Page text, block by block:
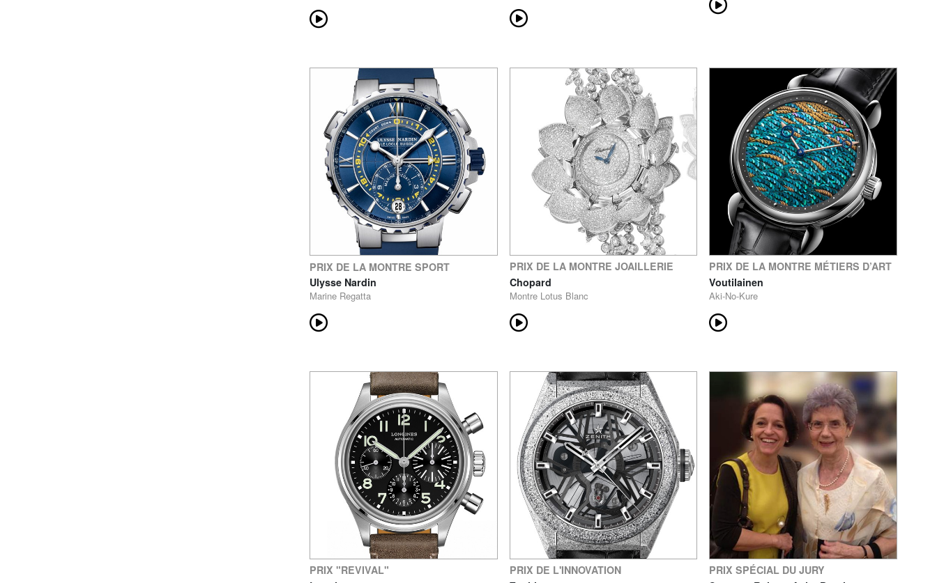
PRIX DE LA MONTRE SPORT
Ulysse Nardin
Marine Regatta
PRIX DE LA MONTRE JOAILLERIE
Chopard
Montre Lotus Blanc
PRIX DE LA MONTRE MÉTIERS D’ART
Voutilainen
Aki-No-Kure
PRIX "REVIVAL"
PRIX DE L'INNOVATION
PRIX SPÉCIAL DU JURY